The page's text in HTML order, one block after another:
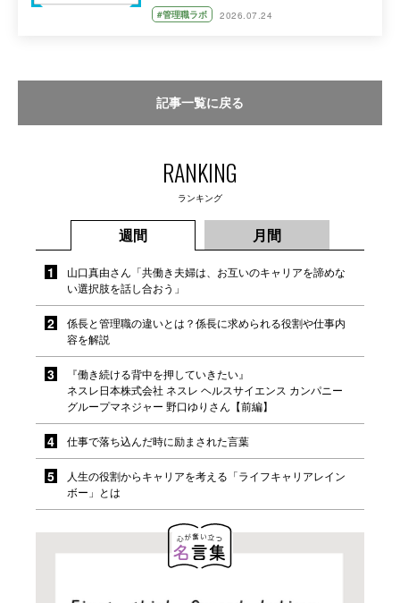
#管理職ラボ 2026.07.24
記事一覧に戻る
RANKING
ランキング
週間 月間
山口真由さん「共働き夫婦は、お互いのキャリアを諦めな
い選択肢を話し合おう」
係長と管理職の違いとは？係長に求められる役割や仕事内
容を解説
『働き続ける背中を押していきたい』
ネスレ日本株式会社 ネスレ ヘルスサイエンス カンパニー
グループマネジャー 野口ゆりさん【前編】
仕事で落ち込んだ時に励まされた言葉
人生の役割からキャリアを考える「ライフキャリアレイン
ボー」とは